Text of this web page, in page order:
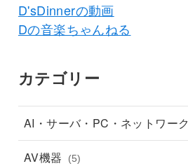
D'sDinnerの動画
Dの音楽ちゃんねる
カテゴリー
AI・サーバ・PC・ネットワーク
AV機器 (5)